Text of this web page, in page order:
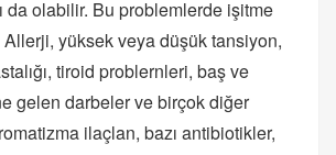
da olabilir. Bu problemlerde işitme
Allerji, yüksek veya düşük tansiyon,
tiroid problernleri, baş ve
gelen darbeler ve birçok diğer
ilaçlan, bazı antibiotikler,